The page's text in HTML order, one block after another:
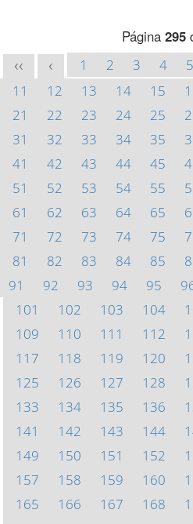
Página 295
<< < 1 2 3 4 5
11
12 13 14 15
21
22 23 24 25
31
32 33 34 35
41
42 43 44 45
51
52 53 54 55
61
62 63 64 65
71
72 73 74 75
81
82 83 84 85
91
92 93 94 95
101
102 103 104
109
110 111 112
117
118 119 120
125
126 127 128
133
134 135 136
141
142 143 144
149
150 151 152
157
158 159 160
165
166 167 168